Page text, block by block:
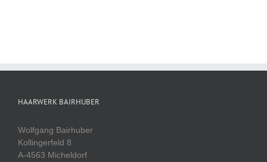
HAARWERK BAIRHUBER
Wolfgang Bairhuber
Kollingerfeld 8
A-4563 Micheldorf